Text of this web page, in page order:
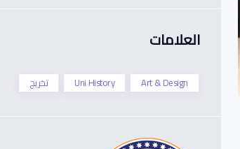
العلامات
Art & Design
Uni History تخريج